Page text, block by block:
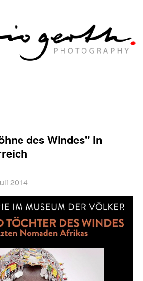
des Windes" in
2014